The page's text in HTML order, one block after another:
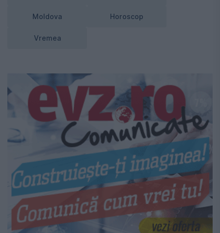
Moldova Horoscop
Vremea